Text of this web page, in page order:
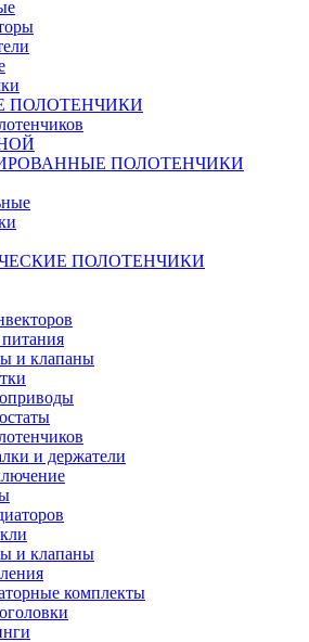
ПОЛОТЕНЧИКИ
ПОЛОТЕНЧИКИ
ПОЛОТЕНЧИКИ
и клапаны
и держатели
и клапаны
комплекты